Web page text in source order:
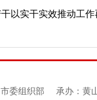
以实干实效推动工
委组织部 承办：黄